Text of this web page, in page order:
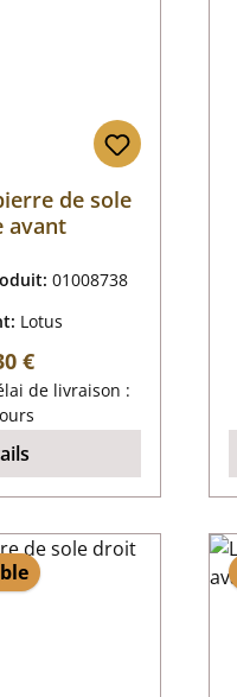
de sole
avant
01008738
Lotus
:
€
de livraison :